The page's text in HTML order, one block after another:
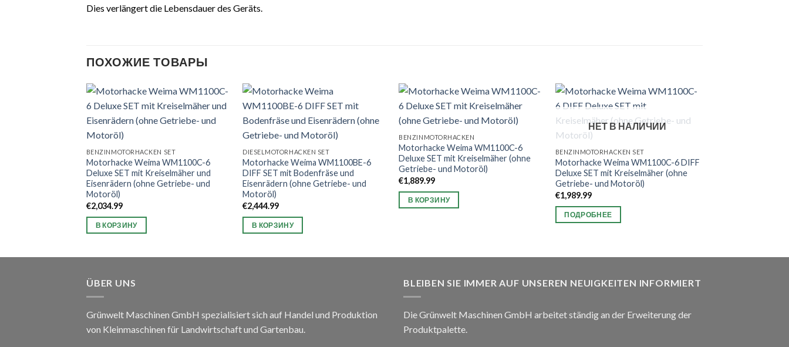
Dies verlängert die Lebensdauer des Geräts.
ПОХОЖИЕ ТОВАРЫ
BENZINMOTORHACKEN SET
Motorhacke Weima WM1100C-6
Deluxe SET mit Kreiselmäher und
Eisenrädern (ohne Getriebe- und
Motoröl)
€2,034.99
В КОРЗИНУ
DIESELMOTORHACKEN SET
Motorhacke Weima WM1100BE-6
DIFF SET mit Bodenfräse und
Eisenrädern (ohne Getriebe- und
Motoröl)
€2,444.99
В КОРЗИНУ
BENZINMOTORHACKEN
Motorhacke Weima WM1100C-6
Deluxe SET mit Kreiselmäher (ohne
Getriebe- und Motoröl)
€1,889.99
В КОРЗИНУ
НЕТ В НАЛИЧИИ
BENZINMOTORHACKEN SET
Motorhacke Weima WM1100C-6 DIFF
Deluxe SET mit Kreiselmäher (ohne
Getriebe- und Motoröl)
€1,989.99
ПОДРОБНЕЕ
ÜBER UNS
Grünwelt Maschinen GmbH spezialisiert sich auf Handel und Produktion
von Kleinmaschinen für Landwirtschaft und Gartenbau.
BLEIBEN SIE IMMER AUF UNSEREN NEUIGKEITEN INFORMIERT
Die Grünwelt Maschinen GmbH arbeitet ständig an der Erweiterung der
Produktpalette.